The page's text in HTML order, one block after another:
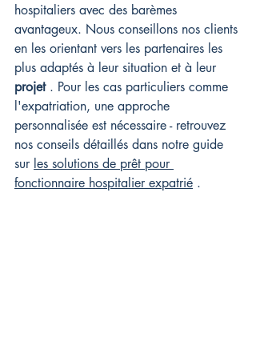
hospitaliers avec des barèmes
avantageux. Nous conseillons nos clients
en les orientant vers les partenaires les
plus adaptés à leur situation et à leur
projet . Pour les cas particuliers comme
l'expatriation, une approche
personnalisée est nécessaire - retrouvez
nos conseils détaillés dans notre guide
sur les solutions de prêt pour
fonctionnaire hospitalier expatrié .